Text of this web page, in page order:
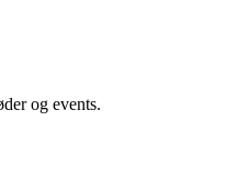
og events.